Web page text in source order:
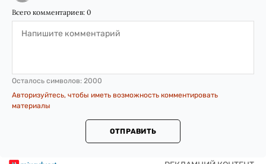
Всего комментариев: 0
Осталось символов: 2000
Авторизуйтесь, чтобы иметь возможность комментировать
материалы
ОТПРАВИТЬ